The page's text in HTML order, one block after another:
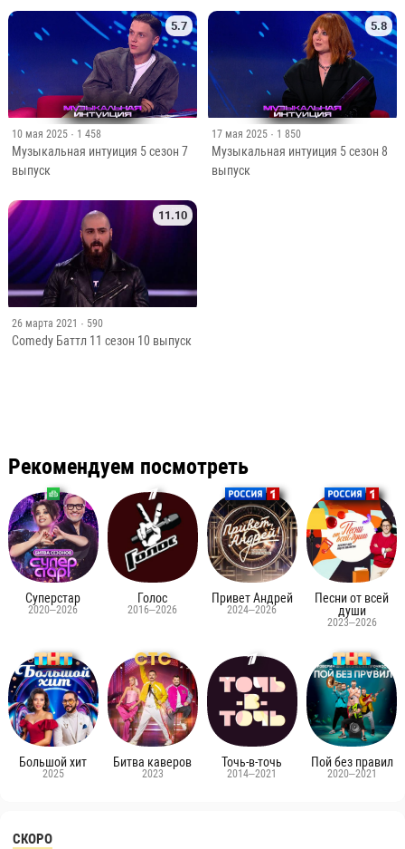
5.7
10 мая 2025 · 1 458
Музыкальная интуиция 5 сезон 7
выпуск
5.8
17 мая 2025 · 1 850
Музыкальная интуиция 5 сезон 8
выпуск
11.10
26 марта 2021 · 590
Comedy Баттл 11 сезон 10 выпуск
Рекомендуем посмотреть
Суперстар
2020–2026
Голос
2016–2026
Привет Андрей
2024–2026
Песни от всей
души
2023–2026
Большой хит
2025
Битва каверов
2023
Точь-в-точь
2014–2021
Пой без правил
2020–2021
СКОРО